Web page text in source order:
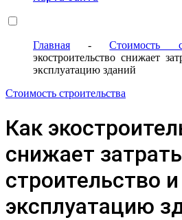
Главная -Стоимость
экостроительство снижает
эксплуатацию зданий
Стоимость строительства
Как
снижает
строительство и
эксплуатацию